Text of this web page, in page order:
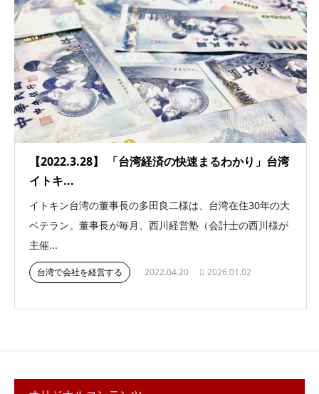
【2022.3.28】 「台湾経済の快速まるわかり」台湾
イトキ...
イトキン台湾の董事長の多田良二様は、台湾在住30年の大
ベテラン。董事長が毎月、西川経営塾（会計士の西川様が
主催...
台湾で会社を経営する 2022.04.20 2026.01.02